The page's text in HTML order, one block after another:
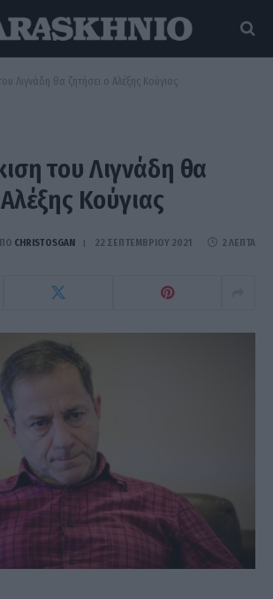
Λιγνάδη θα ζητήσει ο Αλέξης Κούγιας
του Λιγνάδη θα
Κούγιας
CHRISTOSGAN 22 ΣΕΠΤΕΜΒΡΊΟΥ 2021 2 ΛΕΠΤΆ